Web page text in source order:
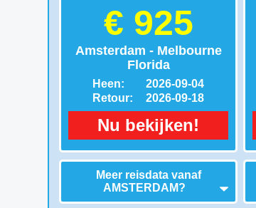
€ 925
Amsterdam - Melbourne
Florida
Heen:
Retour:
2026-09-04
2026-09-18
Nu bekijken!
Meer reisdata vanaf
AMSTERDAM?